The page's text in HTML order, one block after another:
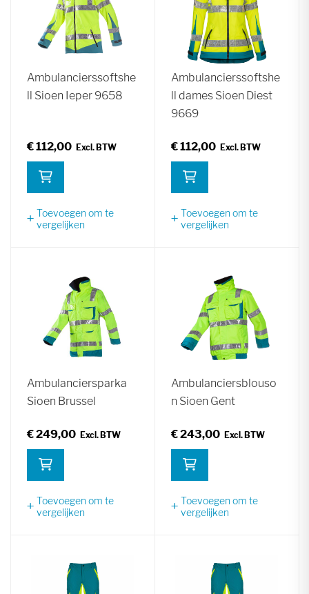
Ambulancierssoftshe
ll Sioen Ieper 9658
€ 112,00
Toevoegen om te
vergelijken
Ambulancierssoftshe
ll dames Sioen Diest
9669
€ 112,00
Toevoegen om te
vergelijken
Ambulanciersparka
Sioen Brussel
€ 249,00
Toevoegen om te
vergelijken
Ambulanciersblouso
n Sioen Gent
€ 243,00
Toevoegen om te
vergelijken